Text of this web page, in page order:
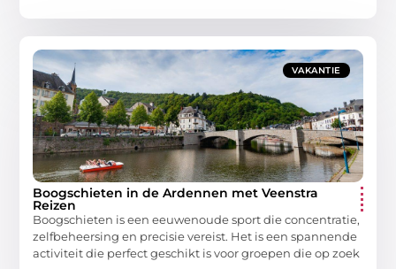
VAKANTIE
Boogschieten in de Ardennen met Veenstra
Reizen
Boogschieten is een eeuwenoude sport die concentratie,
zelfbeheersing en precisie vereist. Het is een spannende
activiteit die perfect geschikt is voor groepen die op zoek